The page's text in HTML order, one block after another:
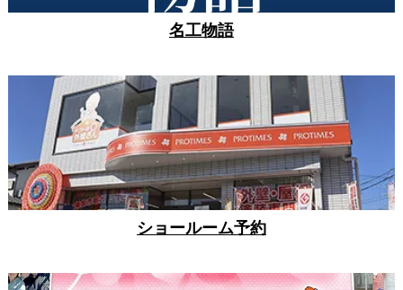
名工物語
ショールーム予約